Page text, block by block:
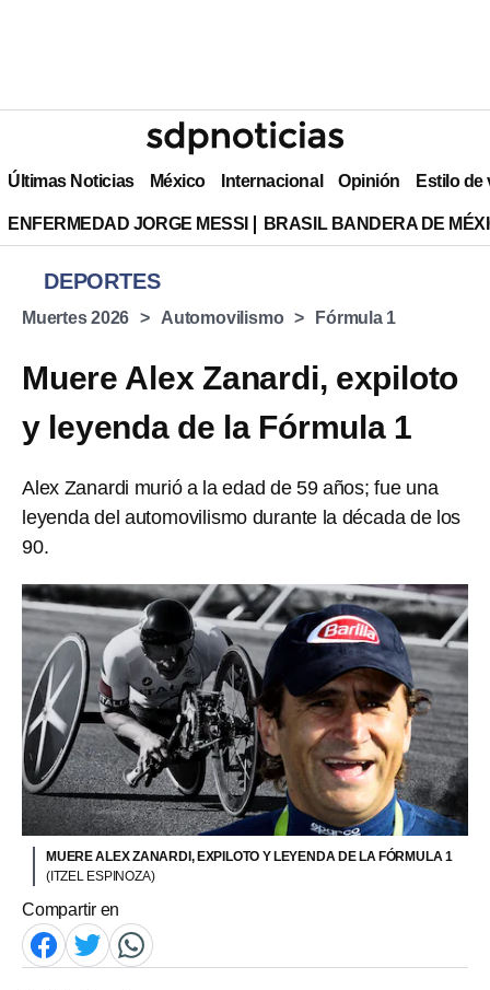
Últimas Noticias México Internacional Opinión Estilo de
ENFERMEDAD JORGE MESSI BRASIL BANDERA DE
DEPORTES
Muertes 2026 Automovilismo Fórmula 1
Muere Alex Zanardi, expiloto
y leyenda de la Fórmula 1
Alex Zanardi murió a la edad de 59 años; fue una
leyenda del automovilismo durante la década de los
90.
MUERE ALEX ZANARDI, EXPILOTO Y LEYENDA DE LA FÓRMULA 1
(ITZEL ESPINOZA)
Compartir en